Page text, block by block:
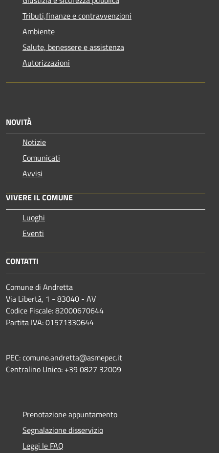
Tributi,finanze e contravvenzioni
Ambiente
Salute, benessere e assistenza
Autorizzazioni
NOVITÀ
Notizie
Comunicati
Avvisi
VIVERE IL COMUNE
Luoghi
Eventi
CONTATTI
Comune di Andretta
Via Libertà, 1 - 83040 - AV
Codice Fiscale: 82000670644
Partita IVA: 01571330644
PEC: comune.andretta@asmepec.it
Centralino Unico: +39 0827 32009
Prenotazione appuntamento
Segnalazione disservizio
Leggi le FAQ